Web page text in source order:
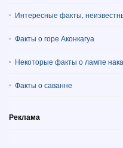
Интересные факты,
Факты о горе Аконкагуа
Некоторые факты о лампе
Факты о саванне
Реклама